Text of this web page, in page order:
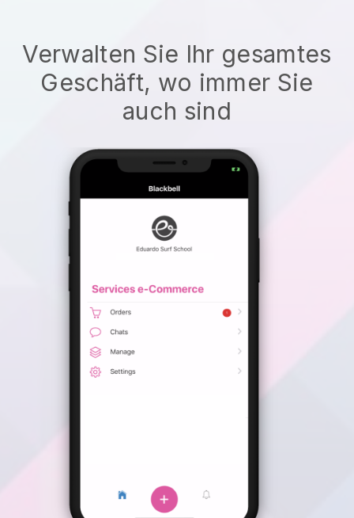
Verwalten Sie Ihr gesamtes
Geschäft, wo immer Sie
auch sind